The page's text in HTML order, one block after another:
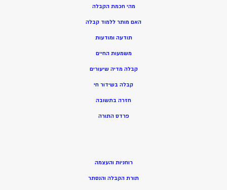
מהי חכמת הקבלה
האם מותר ללמוד קבלה
תודעה ומודעות
משמעות החיים
קבלה מדיה שיעורים
קבלה בשידור חי
חזרה בתשובה
פרדס התורה
רוחניות והעצמה
תורת הקבלה והנסתר